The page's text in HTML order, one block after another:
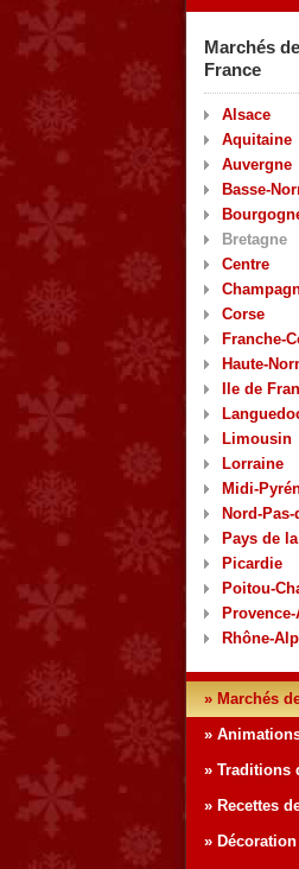
Marchés
France
Alsace
Aquitaine
Auvergne
Basse-
Bretagne
Centre
Corse
Franche-
Haute-
Ile de
Limousin
Lorraine
Midi-
Nord-
Pays de
Picardie
Poitou-
Rhône-
» Marchés
»
» Traditions
» Recettes
» Décoration